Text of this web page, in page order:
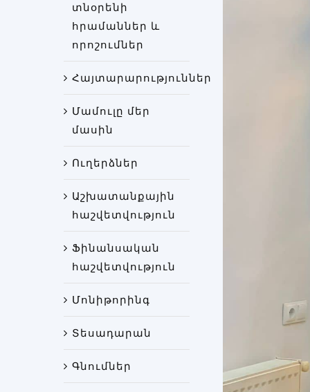
տնօրենի
հրամաններ և
որոշումներ
Հայտարարություններ
Մամուլը մեր
մասին
Ուղերձներ
Աշխատանքային
հաշվետվություն
Ֆինանսական
հաշվետվություն
Մոնիթորինգ
Տեսադարան
Գնումներ